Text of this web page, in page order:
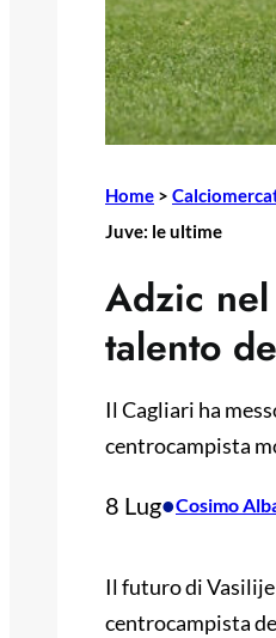
Home >
Juve: le ultime
Adzic
talento
Il Cagliari ha
centrocampista
8 Lug•Cosimo
Il futuro di
centrocampista